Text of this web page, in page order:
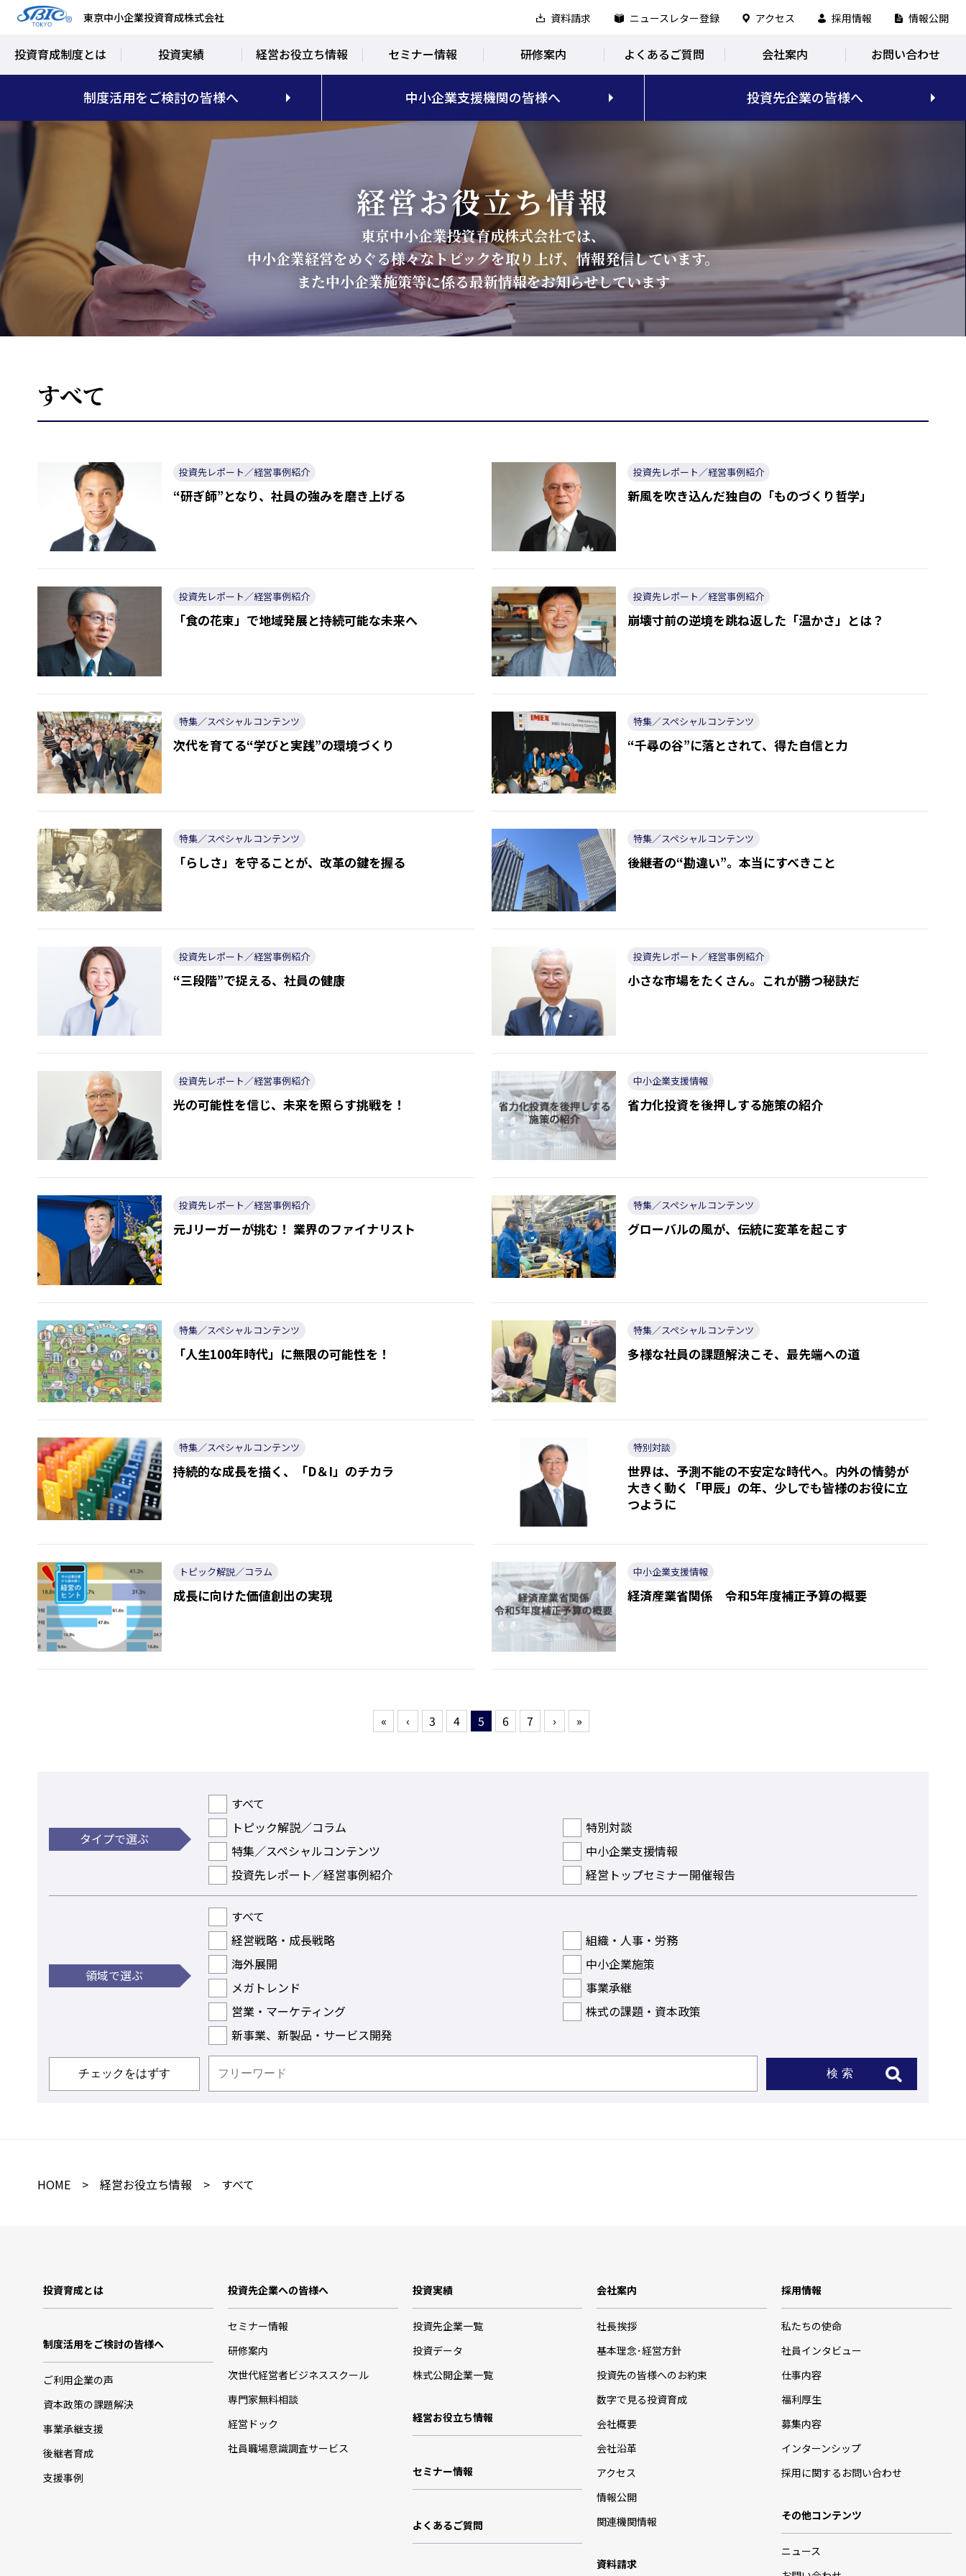
東京中小企業投資育成株式会社 資料請求 ニュースレター登録 アクセス 採用情報 情報公開
投資育成制度とは 投資実績 経営お役立ち情報 セミナー情報 研修案内 よくあるご質問 会社案内 お問い合わせ
制度活用をご検討の皆様へ 中小企業支援機関の皆様へ 投資先企業の皆様へ
経営お役立ち情報
東京中小企業投資育成株式会社では、
中小企業経営をめぐる様々なトピックを取り上げ、情報発信しています。
また中小企業施策等に係る最新情報をお知らせしています
すべて
投資先レポート／経営事例紹介
“研ぎ師”となり、社員の強みを磨き上げる
投資先レポート／経営事例紹介
新風を吹き込んだ独自の「ものづくり哲学」
投資先レポート／経営事例紹介
「食の花束」で地域発展と持続可能な未来へ
投資先レポート／経営事例紹介
崩壊寸前の逆境を跳ね返した「温かさ」とは？
特集／スペシャルコンテンツ
次代を育てる“学びと実践”の環境づくり
特集／スペシャルコンテンツ
“千尋の谷”に落とされて、得た自信と力
特集／スペシャルコンテンツ
「らしさ」を守ることが、改革の鍵を握る
特集／スペシャルコンテンツ
後継者の“勘違い”。本当にすべきこと
投資先レポート／経営事例紹介
“三段階”で捉える、社員の健康
投資先レポート／経営事例紹介
小さな市場をたくさん。これが勝つ秘訣だ
投資先レポート／経営事例紹介
光の可能性を信じ、未来を照らす挑戦を！
中小企業支援情報
省力化投資を後押しする施策の紹介
投資先レポート／経営事例紹介
元Jリーガーが挑む！ 業界のファイナリスト
特集／スペシャルコンテンツ
グローバルの風が、伝統に変革を起こす
特集／スペシャルコンテンツ
「人生100年時代」に無限の可能性を！
特集／スペシャルコンテンツ
多様な社員の課題解決こそ、最先端への道
特集／スペシャルコンテンツ
持続的な成長を描く、「D＆I」のチカラ
特別対談
世界は、予測不能の不安定な時代へ。内外の情勢が
大きく動く「甲辰」の年、少しでも皆様のお役に立
つように
トピック解説／コラム
成長に向けた価値創出の実現
中小企業支援情報
経済産業省関係 令和5年度補正予算の概要
« ‹ 3 4 5 6 7 › »
タイプで選ぶ
すべて
トピック解説／コラム
特別対談
特集／スペシャルコンテンツ
中小企業支援情報
投資先レポート／経営事例紹介
経営トップセミナー開催報告
領域で選ぶ
すべて
経営戦略・成長戦略
組織・人事・労務
海外展開
中小企業施策
メガトレンド
事業承継
営業・マーケティング
株式の課題・資本政策
新事業、新製品・サービス開発
HOME > 経営お役立ち情報 > すべて
投資育成とは
制度活用をご検討の皆様へ
ご利用企業の声
資本政策の課題解決
事業承継支援
後継者育成
支援事例
投資先企業への皆様へ
セミナー情報
研修案内
次世代経営者ビジネススクール
専門家無料相談
経営ドック
社員職場意識調査サービス
投資実績
投資先企業一覧
投資データ
株式公開企業一覧
経営お役立ち情報
セミナー情報
よくあるご質問
会社案内
社長挨拶
基本理念･経営方針
投資先の皆様へのお約束
数字で見る投資育成
会社概要
会社沿革
アクセス
情報公開
関連機関情報
資料請求
採用情報
私たちの使命
社員インタビュー
仕事内容
福利厚生
募集内容
インターンシップ
採用に関するお問い合わせ
その他コンテンツ
ニュース